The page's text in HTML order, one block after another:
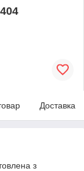
Доставка
з